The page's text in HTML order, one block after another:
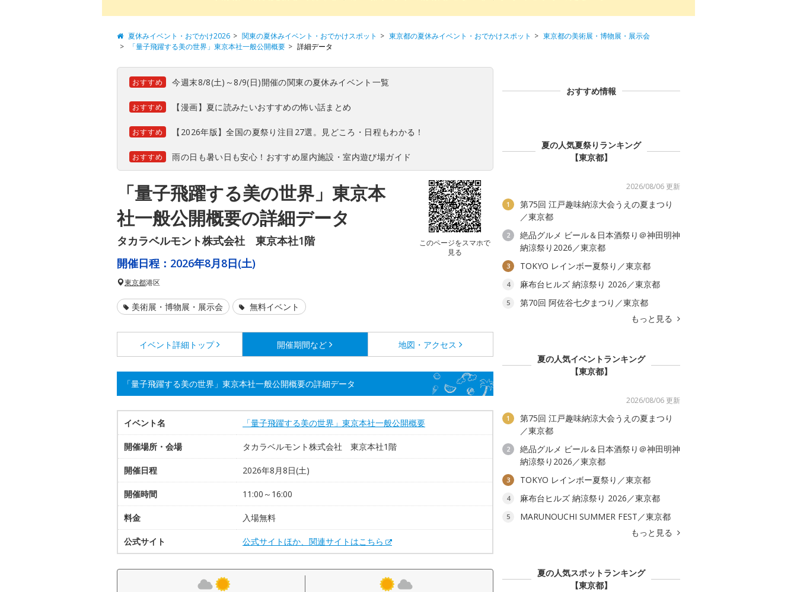
夏休みイベント・おでかけ2026 関東の夏休みイベント・おでかけスポット 東京都の夏休みイベント・おでかけスポット
東京都の美術展・博物展・展示会
「量子飛躍する美の世界」東京本社一般公開概要
詳細データ
おすすめ 今週末8/8(土)～8/9(日)開催の関東の夏休みイベント一覧
おすすめ 【漫画】夏に読みたいおすすめの怖い話まとめ
おすすめ 【2026年版】全国の夏祭り注目27選。見どころ・日程もわかる！
おすすめ 雨の日も暑い日も安心！おすすめ屋内施設・室内遊び場ガイド
「量子飛躍する美の世界」東京本
社一般公開概要の詳細データ
タカラベルモント株式会社 東京本社1階
このページをスマホで
見る
開催日程： 2026年8月8日(土)
東京都港区
美術展・博物展・展示会 無料イベント
イベント詳細 トップ 開催期間など 地図・アクセス
「量子飛躍する美の世界」東京本社一般公開概要の詳細データ
イベント名 「量子飛躍する美の世界」東京本社一般公開概要
開催場所・会場 タカラベルモント株式会社 東京本社1階
開催日程 2026年8月8日(土)
開催時間 11:00～16:00
料金 入場無料
公式サイト 公式サイトほか、関連サイトはこちら
おすすめ情報
夏の人気夏祭りランキング
【東京都】
2026/08/06 更新
1
第75回 江戸趣味納涼大会うえの夏まつり
／東京都
2
絶品グルメ ビール＆日本酒祭り＠神田明神
納涼祭り2026／東京都
3 TOKYO レインボー夏祭り／東京都
4 麻布台ヒルズ 納涼祭り 2026／東京都
5
第70回 阿佐谷七夕まつり／東京都
もっと見る
夏の人気イベントランキング
【東京都】
2026/08/06 更新
1
第75回 江戸趣味納涼大会うえの夏まつり
／東京都
2
絶品グルメ ビール＆日本酒祭り＠神田明神
納涼祭り2026／東京都
3 TOKYO レインボー夏祭り／東京都
4 麻布台ヒルズ 納涼祭り 2026／東京都
5
MARUNOUCHI SUMMER FEST／東京都
もっと見る
夏の人気スポットランキング
【東京都】